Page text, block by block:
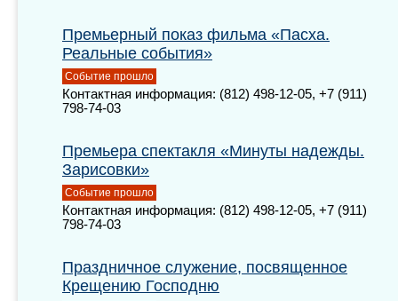
Премьерный показ фильма «Пасха.
Реальные события»
Событие прошло
Контактная информация: (812) 498-12-05, +7 (911)
798-74-03
Премьера спектакля «Минуты надежды.
Зарисовки»
Событие прошло
Контактная информация: (812) 498-12-05, +7 (911)
798-74-03
Праздничное служение, посвященное
Крещению Господню